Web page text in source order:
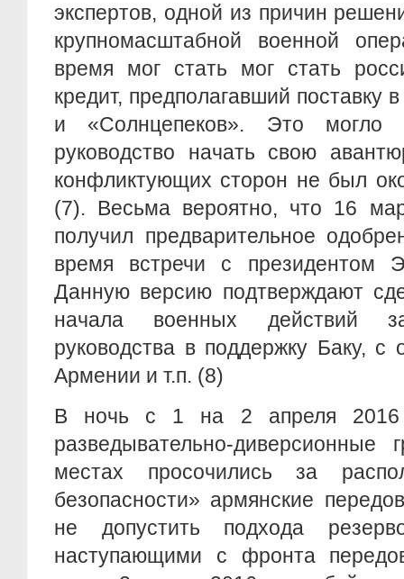
экспертов, одной из причин
крупномасштабной военной
время мог стать мог стать
кредит, предполагавший
и «Солнцепеков». Это могло
руководство начать свою
конфликтующих сторон не был
(7). Весьма вероятно, что 16
получил предварительное
время встречи с президентом
Данную версию подтверждают
начала военных действий
руководства в поддержку Баку, с
Армении и т.п. (8)
В ночь с 1 на 2 апреля 2016
разведывательно-диверсионные
местах просочились за
безопасности» армянские
не допустить подхода
наступающими с фронта